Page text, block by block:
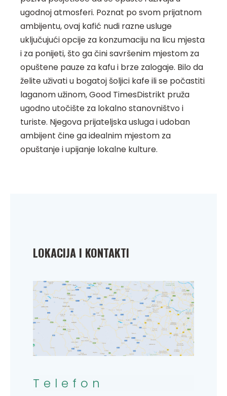
ugodnoj atmosferi. Poznat po svom prijatnom
ambijentu, ovaj kafić nudi razne usluge
uključujući opcije za konzumaciju na licu mjesta
i za ponijeti, što ga čini savršenim mjestom za
opuštene pauze za kafu i brze zalogaje. Bilo da
želite uživati u bogatoj šoljici kafe ili se počastiti
laganom užinom, Good TimesDistrikt pruža
ugodno utočište za lokalno stanovništvo i
turiste. Njegova prijateljska usluga i udoban
ambijent čine ga idealnim mjestom za
opuštanje i upijanje lokalne kulture.
LOKACIJA I KONTAKTI
Telefon